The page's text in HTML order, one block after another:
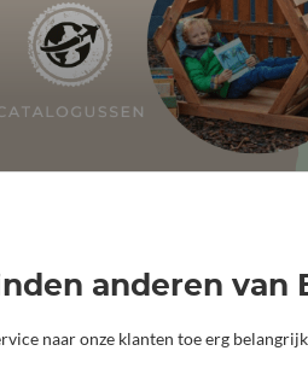
anderen van
naar onze klanten toe erg